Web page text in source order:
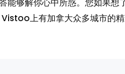
能够解你心中所惑。您如果
上有加拿大众多城市的精